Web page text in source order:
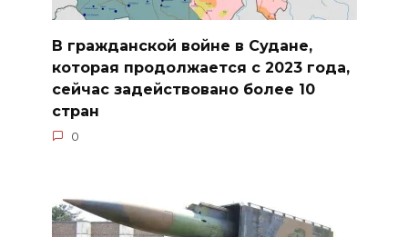
В гражданской войне в Судане,
которая продолжается с 2023 года,
сейчас задействовано более 10
стран
0